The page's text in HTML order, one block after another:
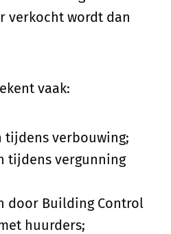
verkocht wordt dan
vaak:
tijdens verbouwing;
tijdens vergunning
door Building Control
huurders;